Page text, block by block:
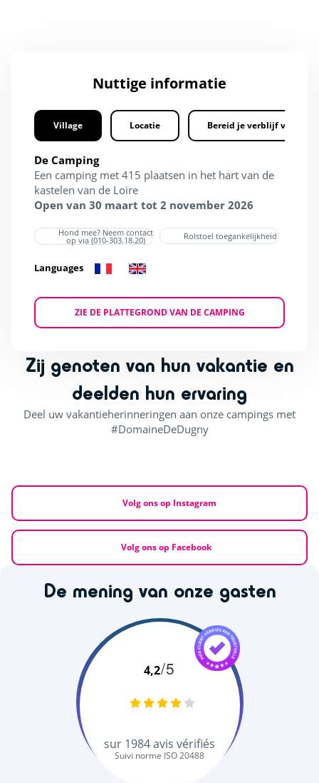
Nuttige informatie
Village Locatie Bereid je verblijf voor
De Camping
Een camping met 415 plaatsen in het hart van de
kastelen van de Loire
Open van 30 maart tot 2 november 2026
Hond mee? Neem contact
op via (010-303.18.20) Rolstoel toegankelijkheid
Languages
ZIE DE PLATTEGROND VAN DE CAMPING
Zij genoten van hun vakantie en
deelden hun ervaring
Deel uw vakantieherinneringen aan onze campings met
#DomaineDeDugny
Volg ons op Instagram
Volg ons op Facebook
De mening van onze gasten
4,2/5
sur 1984avis vérifiés
Suivi norme ISO 20488